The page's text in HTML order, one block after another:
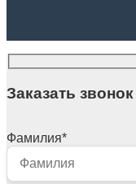
Заказать звонок
Фамилия*